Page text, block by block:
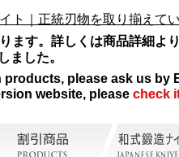
ト｜正統刃物を取り揃えて
ます。詳しくは商品詳細よ
ました。
please ask us by
website, please check